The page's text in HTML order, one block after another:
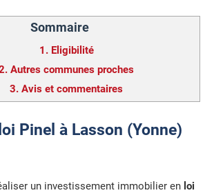
Sommaire
1. Eligibilité
Autres communes proches
3. Avis et commentaires
Pinel à Lasson (Yonne)
un investissement immobilier en loi